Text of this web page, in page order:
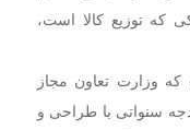
که توزیع کالا است،
که وزارت تعاون مجاز
سنواتی با طراحی و